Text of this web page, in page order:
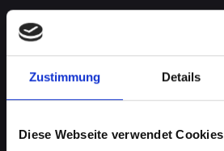
Zustimmung Details
Diese Webseite verwendet Cookies